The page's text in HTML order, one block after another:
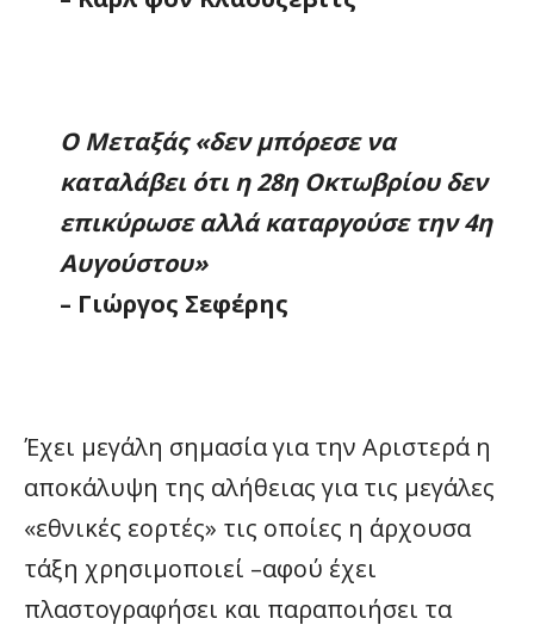
Ο Μεταξάς «δεν μπόρεσε να
καταλάβει ότι η 28η Οκτωβρίου δεν
επικύρωσε αλλά καταργούσε την 4η
Αυγούστου»
– Γιώργος Σεφέρης
Έχει μεγάλη σημασία για την Αριστερά η
αποκάλυψη της αλήθειας για τις μεγάλες
«εθνικές εορτές» τις οποίες η άρχουσα
τάξη χρησιμοποιεί –αφού έχει
πλαστογραφήσει και παραποιήσει τα